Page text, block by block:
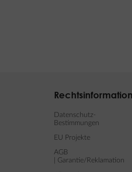
Datenschutz-
Bestimmungen
EU Projekte
AGB
| Garantie/Reklamation